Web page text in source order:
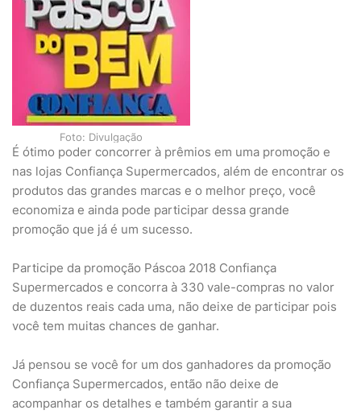
Foto: Divulgação
É ótimo poder concorrer à prêmios em uma promoção e
nas lojas Confiança Supermercados, além de encontrar os
produtos das grandes marcas e o melhor preço, você
economiza e ainda pode participar dessa grande
promoção que já é um sucesso.
Participe da promoção Páscoa 2018 Confiança
Supermercados e concorra à 330 vale-compras no valor
de duzentos reais cada uma, não deixe de participar pois
você tem muitas chances de ganhar.
Já pensou se você for um dos ganhadores da promoção
Confiança Supermercados, então não deixe de
acompanhar os detalhes e também garantir a sua